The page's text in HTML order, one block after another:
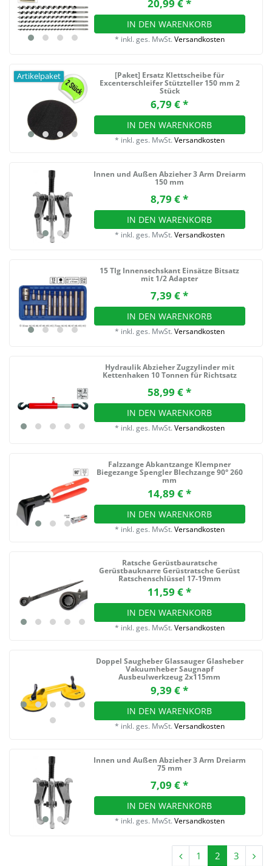
20,99 € *
IN DEN WARENKORB
* inkl. ges. MwSt. Versandkosten
Artikelpaket [Paket] Ersatz Klettscheibe für
Excenterschleifer Stützteller 150 mm 2
Stück
6,79 € *
IN DEN WARENKORB
* inkl. ges. MwSt. Versandkosten
Innen und Außen Abzieher 3 Arm Dreiarm
150 mm
8,79 € *
IN DEN WARENKORB
* inkl. ges. MwSt. Versandkosten
15 Tlg Innensechskant Einsätze Bitsatz
mit 1/2 Adapter
7,39 € *
IN DEN WARENKORB
* inkl. ges. MwSt. Versandkosten
Hydraulik Abzieher Zugzylinder mit
Kettenhaken 10 Tonnen für Richtsatz
58,99 € *
IN DEN WARENKORB
* inkl. ges. MwSt. Versandkosten
Falzzange Abkantzange Klempner
Biegezange Spengler Blechzange 90° 260
mm
14,89 € *
IN DEN WARENKORB
* inkl. ges. MwSt. Versandkosten
Ratsche Gerüstbauratsche
Gerüstbauknarre Gerüstratsche Gerüst
Ratschenschlüssel 17-19mm
11,59 € *
IN DEN WARENKORB
* inkl. ges. MwSt. Versandkosten
Doppel Saugheber Glassauger Glasheber
Vakuumheber Saugnapf
Ausbeulwerkzeug 2x115mm
9,39 € *
IN DEN WARENKORB
* inkl. ges. MwSt. Versandkosten
Innen und Außen Abzieher 3 Arm Dreiarm
75 mm
7,09 € *
IN DEN WARENKORB
* inkl. ges. MwSt. Versandkosten
1 2 3